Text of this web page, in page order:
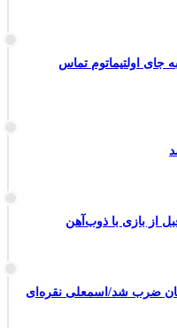
جای اولتیماتوم تماس
از بازی با ذوب‌آهن
ضرب شد/اسمعلی نقره‌ای